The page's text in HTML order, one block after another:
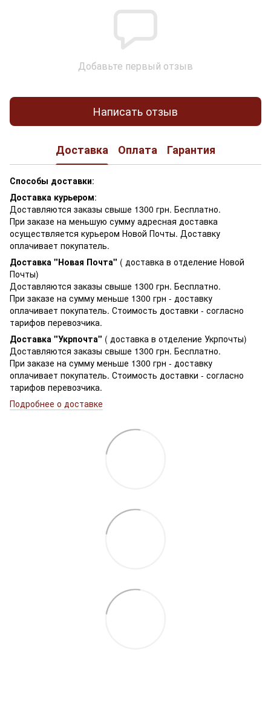
Добавьте первый отзыв
Написать отзыв
Доставка Оплата Гарантия
Способы доставки:
Доставка курьером:
Доставляются заказы свыше 1300 грн. Бесплатно.
При заказе на меньшую сумму адресная доставка
осуществляется курьером Новой Почты. Доставку
оплачивает покупатель.
Доставка "Новая Почта" ( доставка в отделение Новой
Почты)
Доставляются заказы свыше 1300 грн. Бесплатно.
При заказе на сумму меньше 1300 грн - доставку
оплачивает покупатель. Стоимость доставки - согласно
тарифов перевозчика.
Доставка "Укрпочта" ( доставка в отделение Укрпочты)
Доставляются заказы свыше 1300 грн. Бесплатно.
При заказе на сумму меньше 1300 грн - доставку
оплачивает покупатель. Стоимость доставки - согласно
тарифов перевозчика.
Подробнее о доставке